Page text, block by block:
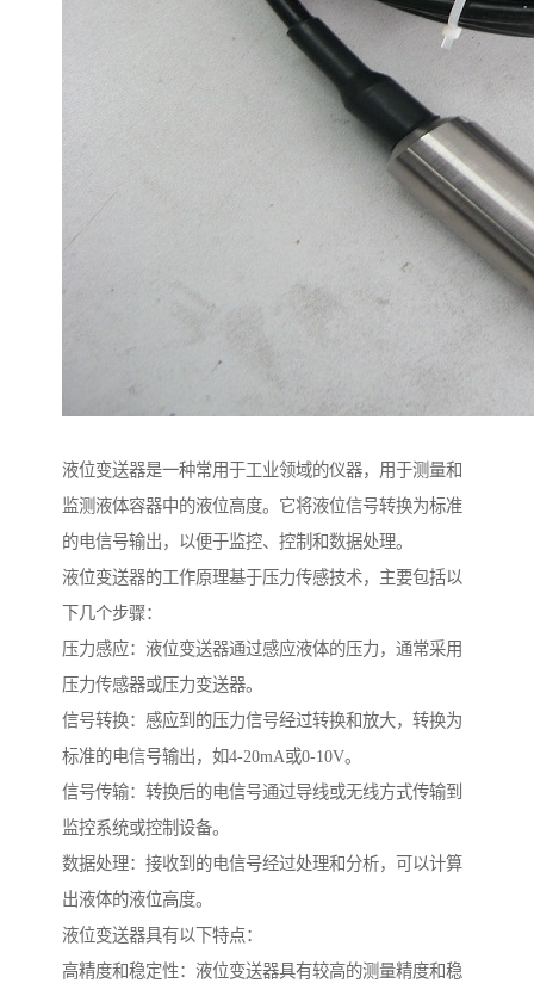
液位变送器是一种常用于工业领域的仪器，用于测量和
监测液体容器中的液位高度。它将液位信号转换为标准
的电信号输出，以便于监控、控制和数据处理。
液位变送器的工作原理基于压力传感技术，主要包括以
下几个步骤：
压力感应：液位变送器通过感应液体的压力，通常采用
压力传感器或压力变送器。
信号转换：感应到的压力信号经过转换和放大，转换为
标准的电信号输出，如4-20mA或0-10V。
信号传输：转换后的电信号通过导线或无线方式传输到
监控系统或控制设备。
数据处理：接收到的电信号经过处理和分析，可以计算
出液体的液位高度。
液位变送器具有以下特点：
高精度和稳定性：液位变送器具有较高的测量精度和稳